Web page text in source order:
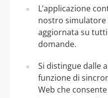
L’applicazione
nostro simulatore
aggiornata su
domande.
Si distingue dalle
funzione di
Web che